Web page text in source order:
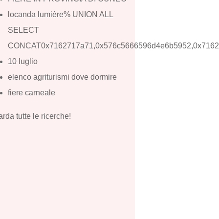
locanda lumière% UNION ALL
SELECT
10 luglio
elenco agriturismi dove dormire
fiere carneale
tutte le ricerche!